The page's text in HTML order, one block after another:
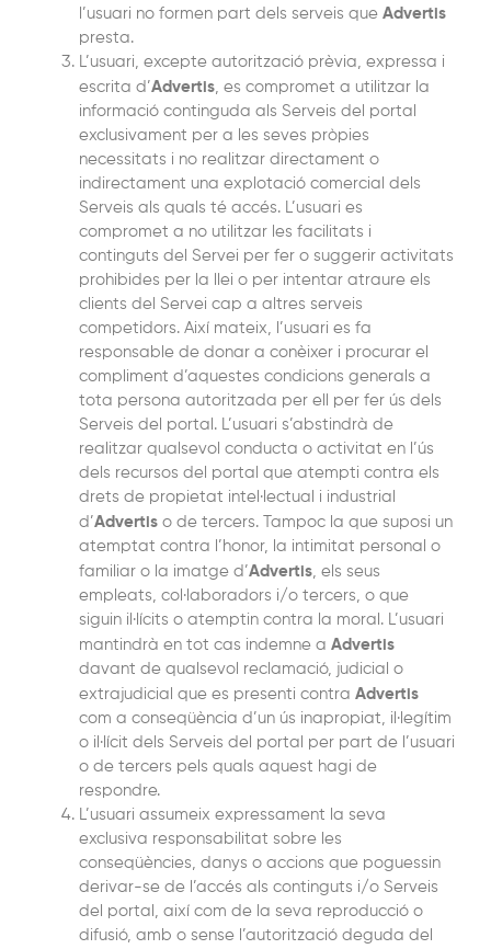
l’usuari no formen part dels serveis queAdvertis
presta.
L’usuari, excepte autorització prèvia, expressa i
escrita d’Advertis , es compromet a utilitzar la
informació continguda als Serveis del portal
exclusivament per a les seves pròpies
necessitats i no realitzar directament o
indirectament una explotació comercial dels
Serveis als quals té accés. L’usuari es
compromet a no utilitzar les facilitats i
continguts del Servei per fer o suggerir activitats
prohibides per la llei o per intentar atraure els
clients del Servei cap a altres serveis
competidors. Així mateix, l’usuari es fa
responsable de donar a conèixer i procurar el
compliment d’aquestes condicions generals a
tota persona autoritzada per ell per fer ús dels
Serveis del portal. L’usuari s’abstindrà de
realitzar qualsevol conducta o activitat en l’ús
dels recursos del portal que atempti contra els
drets de propietat intel·lectual i industrial
d’Advertis o de tercers. Tampoc la que suposi un
atemptat contra l’honor, la intimitat personal o
familiar o la imatge d’Advertis , els seus
empleats, col·laboradors i/o tercers, o que
siguin il·lícits o atemptin contra la moral. L’usuari
mantindrà en tot cas indemne aAdvertis
davant de qualsevol reclamació, judicial o
extrajudicial que es presenti contraAdvertis
com a conseqüència d’un ús inapropiat, il·legítim
o il·lícit dels Serveis del portal per part de l’usuari
o de tercers pels quals aquest hagi de
respondre.
L’usuari assumeix expressament la seva
exclusiva responsabilitat sobre les
conseqüències, danys o accions que poguessin
derivar-se de l’accés als continguts i/o Serveis
del portal, així com de la seva reproducció o
difusió, amb o sense l’autorització deguda del